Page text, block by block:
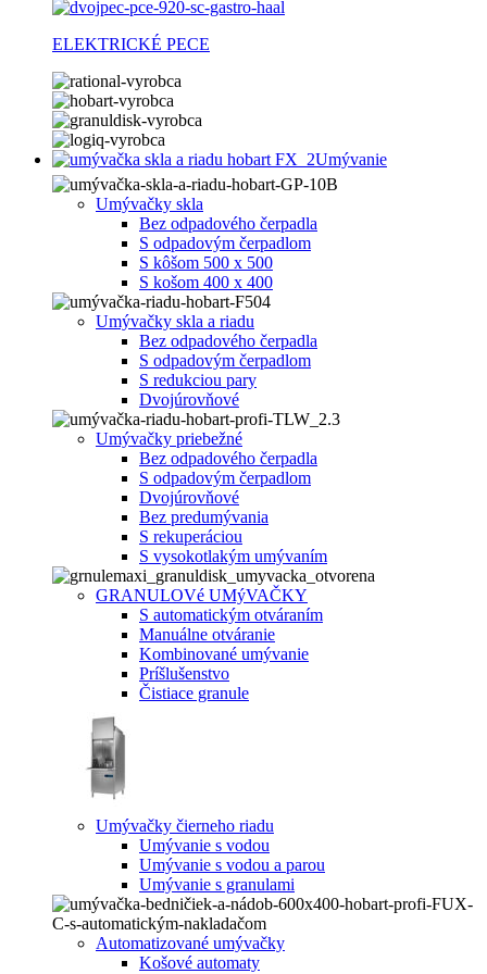
ELEKTRICKÉ PECE
Umývanie
Umývačky skla
Bez odpadového čerpadla
S odpadovým čerpadlom
S kôšom 500 x 500
S košom 400 x 400
Umývačky skla a riadu
Bez odpadového čerpadla
S odpadovým čerpadlom
S redukciou pary
Dvojúrovňové
Umývačky priebežné
Bez odpadového čerpadla
S odpadovým čerpadlom
Dvojúrovňové
Bez predumývania
S rekuperáciou
S vysokotlakým umývaním
GRANULOVé UMýVAČKY
S automatickým otváraním
Manuálne otváranie
Kombinované umývanie
Príšlušenstvo
Čistiace granule
Umývačky čierneho riadu
Umývanie s vodou
Umývanie s vodou a parou
Umývanie s granulami
Automatizované umývačky
Košové automaty